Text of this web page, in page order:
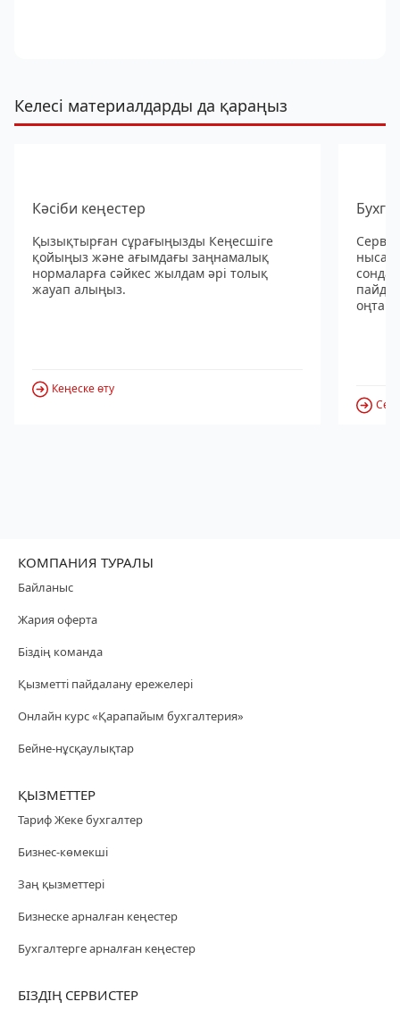
Келесі материалдарды да қараңыз
Кәсіби кеңестер
Қызықтырған сұрағыңызды Кеңесшіге
қойыңыз және ағымдағы заңнамалық
нормаларға сәйкес жылдам әрі толық
жауап алыңыз.
Кеңеске өту
КОМПАНИЯ ТУРАЛЫ
Байланыс
Жария оферта
Біздің команда
Қызметті пайдалану ережелері
Онлайн курс «Қарапайым бухгалтерия»
Бейне-нұсқаулықтар
ҚЫЗМЕТТЕР
Тариф Жеке бухгалтер
Бизнес-көмекші
Заң қызметтері
Бизнеске арналған кеңестер
Бухгалтерге арналған кеңестер
БІЗДІҢ СЕРВИСТЕР